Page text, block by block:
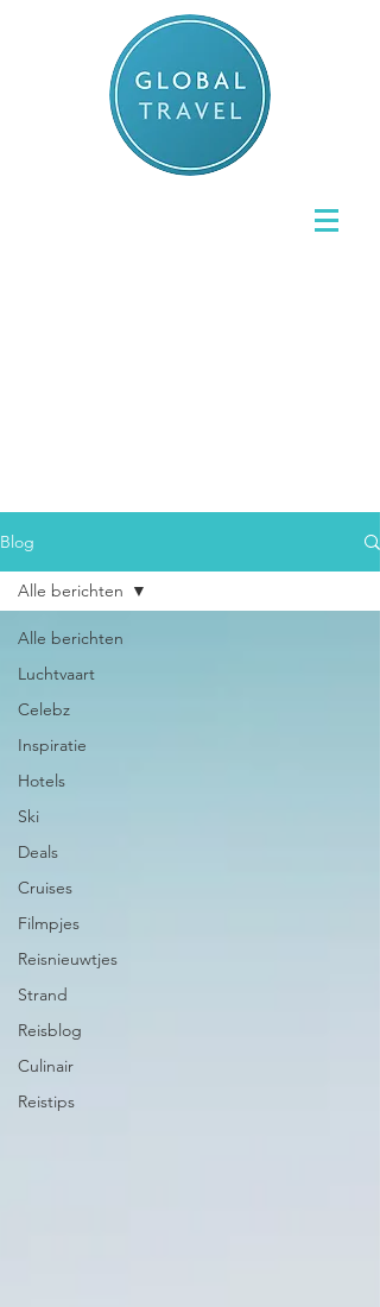
Blog
Alle berichten
Luchtvaart
Celebz
Inspiratie
Hotels
Ski
Deals
Cruises
Filmpjes
Reisnieuwtjes
Strand
Reisblog
Culinair
Reistips
Alle berichten